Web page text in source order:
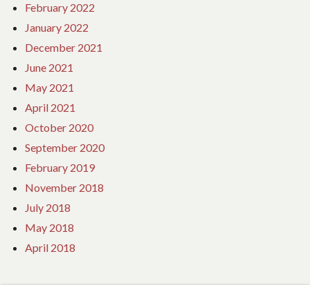
February 2022
January 2022
December 2021
June 2021
May 2021
April 2021
October 2020
September 2020
February 2019
November 2018
July 2018
May 2018
April 2018